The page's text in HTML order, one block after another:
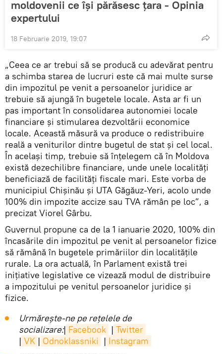
moldovenii ce își părăsesc țara - Opinia
expertului
18 Februarie 2019, 19:07
„Ceea ce ar trebui să se producă cu adevărat pentru
a schimba starea de lucruri este că mai multe surse
din impozitul pe venit a persoanelor juridice ar
trebuie să ajungă în bugetele locale. Asta ar fi un
pas important în consolidarea autonomiei locale
financiare și stimularea dezvoltării economice
locale. Această măsură va produce o redistribuire
reală a veniturilor dintre bugetul de stat și cel local.
În același timp, trebuie să înțelegem că în Moldova
există dezechilibre financiare, unde unele localități
beneficiază de facilități fiscale mari. Este vorba de
municipiul Chișinău și UTA Găgăuz-Yeri, acolo unde
100% din impozite accize sau TVA rămân pe loc”, a
precizat Viorel Gârbu.
Guvernul propune ca de la 1 ianuarie 2020, 100% din
încasările din impozitul pe venit al persoanelor fizice
să rămână în bugetele primăriilor din localităţile
rurale. La ora actuală, în Parlament există trei
inițiative legislative ce vizează modul de distribuire
a impozitului pe venitul persoanelor juridice și
fizice.
Urmărește-ne pe rețelele de
socializare:| Facebook | Twitter
| VK | Odnoklassniki | Instagram